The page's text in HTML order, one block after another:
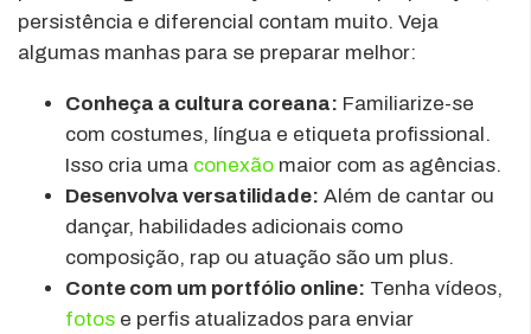
persistência e diferencial contam muito. Veja
algumas manhas para se preparar melhor:
Conheça a cultura coreana: Familiarize-se
com costumes, língua e etiqueta profissional.
Isso cria uma conexão maior com as agências.
Desenvolva versatilidade: Além de cantar ou
dançar, habilidades adicionais como
composição, rap ou atuação são um plus.
Conte com um portfólio online: Tenha vídeos,
fotos e perfis atualizados para enviar